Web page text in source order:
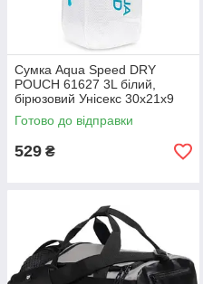
Сумка Aqua Speed DRY
POUCH 61627 3L білий,
бірюзовий Унісекс 30x21x9
см 757-02
Готово до відправки
529 ₴